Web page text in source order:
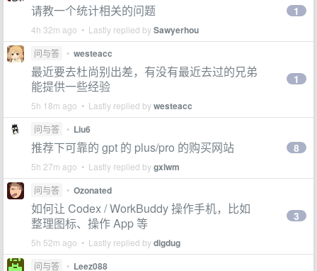
请教一个统计相关的问题
4h 32m ago • Lastly replied bySawyerhou
1
问与答 • westeacc
最近要去杜尚别出差，有没有最近去过的兄弟
能提供一些经验
5h 18m ago • Lastly replied bywesteacc
1
问与答 • Liu6
推荐下可靠的 gpt 的 plus/pro 的购买网站
5h 27m ago • Lastly replied bygxlwm
8
问与答 • Ozonated
如何让 Codex / WorkBuddy 操作手机，比如
整理图标、操作 App 等
5h 52m ago • Lastly replied bydigdug
3
问与答 • Leez088